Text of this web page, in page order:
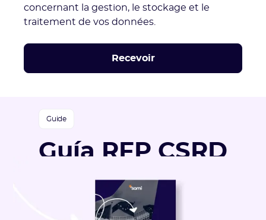
Guide
Guía RFP CSRD
concernant la gestion, le stockage et le
traitement de vos données.